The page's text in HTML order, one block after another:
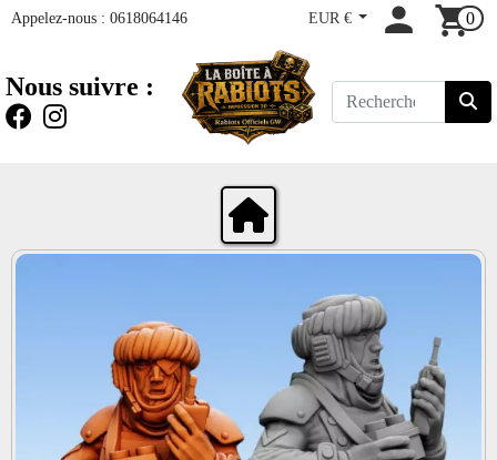
Appelez-nous : 0618064146 EUR € 0
Nous suivre :